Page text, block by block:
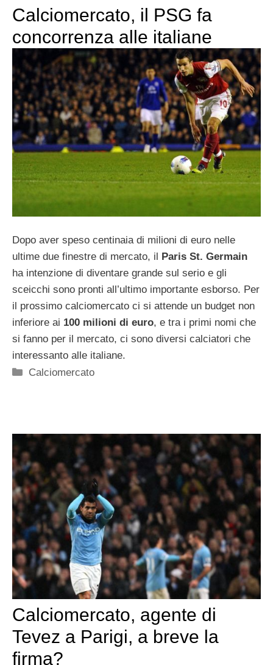
Calciomercato, il PSG fa
concorrenza alle italiane
Dopo aver speso centinaia di milioni di euro nelle
ultime due finestre di mercato, il Paris St. Germain
ha intenzione di diventare grande sul serio e gli
sceicchi sono pronti all’ultimo importante esborso. Per
il prossimo calciomercato ci si attende un budget non
inferiore ai 100 milioni di euro, e tra i primi nomi che
si fanno per il mercato, ci sono diversi calciatori che
interessanto alle italiane.
Categorie
Calciomercato
Calciomercato, agente di
Tevez a Parigi, a breve la
firma?